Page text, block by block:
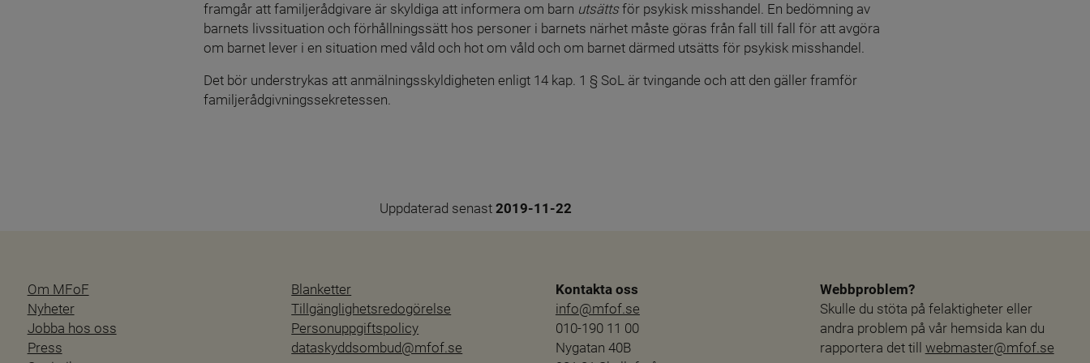
framgår att familjerådgivare är skyldiga att informera om barn utsätts för psykisk misshandel. En bedömning av
barnets livssituation och förhållningssätt hos personer i barnets närhet måste göras från fall till fall för att avgöra
om barnet lever i en situation med våld och hot om våld och om barnet därmed utsätts för psykisk misshandel.
Det bör understrykas att anmälningsskyldigheten enligt 14 kap. 1 § SoL är tvingande och att den gäller framför
familjerådgivningssekretessen.
Uppdaterad senast 2019-11-22
Om MFoF
Nyheter
Jobba hos oss
Press
Blanketter
Tillgänglighetsredogörelse
Personuppgiftspolicy
dataskyddsombud@mfof.se
Kontakta oss
info@mfof.se
010-190 11 00
Nygatan 40B
Webbproblem?
Skulle du stöta på felaktigheter eller
andra problem på vår hemsida kan du
rapportera det till webmaster@mfof.se